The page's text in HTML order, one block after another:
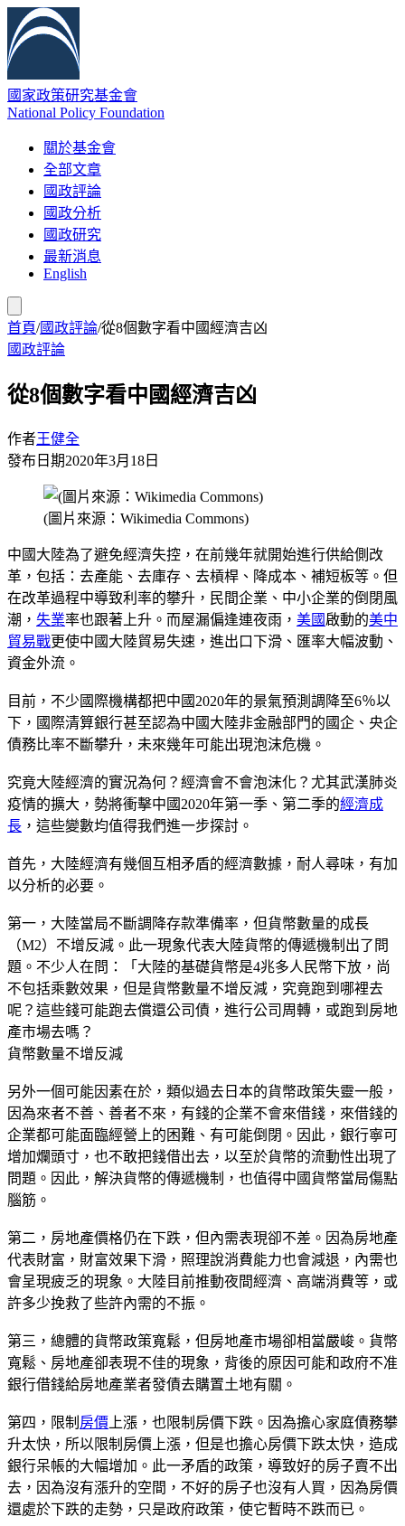
國家政策研究基金會
National Policy Foundation
關於基金會
全部文章
國政評論
國政分析
國政研究
最新消息
English
首頁/國政評論/從8個數字看中國經濟吉凶
國政評論
從8個數字看中國經濟吉凶
作者王健全
發布日期2020年3月18日
(圖片來源：Wikimedia Commons)
中國大陸為了避免經濟失控，在前幾年就開始進行供給側改
革，包括：去產能、去庫存、去槓桿、降成本、補短板等。但
在改革過程中導致利率的攀升，民間企業、中小企業的倒閉風
潮， 失業率也跟著上升。而屋漏偏逢連夜雨， 美國 啟動的美中
貿易戰更使中國大陸貿易失速，進出口下滑、匯率大幅波動、
資金外流。
目前，不少國際機構都把中國2020年的景氣預測調降至6％以
下，國際清算銀行甚至認為中國大陸非金融部門的國企、央企
債務比率不斷攀升，未來幾年可能出現泡沫危機。
究竟大陸經濟的實況為何？經濟會不會泡沫化？尤其武漢肺炎
疫情的擴大，勢將衝擊中國2020年第一季、第二季的經濟成
長 ，這些變數均值得我們進一步探討。
首先，大陸經濟有幾個互相矛盾的經濟數據，耐人尋味，有加
以分析的必要。
第一，大陸當局不斷調降存款準備率，但貨幣數量的成長
（M2）不增反減。此一現象代表大陸貨幣的傳遞機制出了問
題。不少人在問：「大陸的基礎貨幣是4兆多人民幣下放，尚
不包括乘數效果，但是貨幣數量不增反減，究竟跑到哪裡去
呢？這些錢可能跑去償還公司債，進行公司周轉，或跑到房地
產市場去嗎？
貨幣數量不增反減
另外一個可能因素在於，類似過去日本的貨幣政策失靈一般，
因為來者不善、善者不來，有錢的企業不會來借錢，來借錢的
企業都可能面臨經營上的困難、有可能倒閉。因此，銀行寧可
增加爛頭寸，也不敢把錢借出去，以至於貨幣的流動性出現了
問題。因此，解決貨幣的傳遞機制，也值得中國貨幣當局傷點
腦筋。
第二，房地產價格仍在下跌，但內需表現卻不差。因為房地產
代表財富，財富效果下滑，照理說消費能力也會減退，內需也
會呈現疲乏的現象。大陸目前推動夜間經濟、高端消費等，或
許多少挽救了些許內需的不振。
第三，總體的貨幣政策寬鬆，但房地產市場卻相當嚴峻。貨幣
寬鬆、房地產卻表現不佳的現象，背後的原因可能和政府不准
銀行借錢給房地產業者發債去購置土地有關。
第四，限制 房價 上漲，也限制房價下跌。因為擔心家庭債務攀
升太快，所以限制房價上漲，但是也擔心房價下跌太快，造成
銀行呆帳的大幅增加。此一矛盾的政策，導致好的房子賣不出
去，因為沒有漲升的空間，不好的房子也沒有人買，因為房價
還處於下跌的走勢，只是政府政策，使它暫時不跌而已。